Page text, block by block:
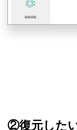
②復元した